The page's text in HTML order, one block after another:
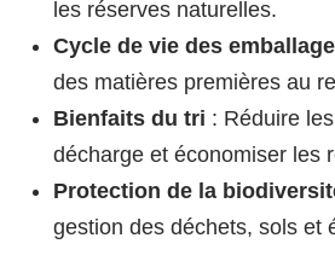
les réserves naturelles.
Cycle de vie des
des matières premières au
Bienfaits du tri : Réduire
décharge et économiser les
Protection de la
gestion des déchets, sols et